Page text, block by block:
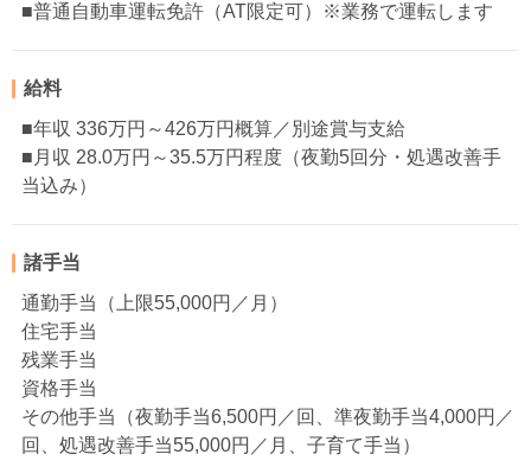
■普通自動車運転免許（AT限定可）※業務で運転します
給料
■年収 336万円～426万円概算／別途賞与支給
■月収 28.0万円～35.5万円程度（夜勤5回分・処遇改善手
当込み）
諸手当
通勤手当（上限55,000円／月）
住宅手当
残業手当
資格手当
その他手当（夜勤手当6,500円／回、準夜勤手当4,000円／
回、処遇改善手当55,000円／月、子育て手当）